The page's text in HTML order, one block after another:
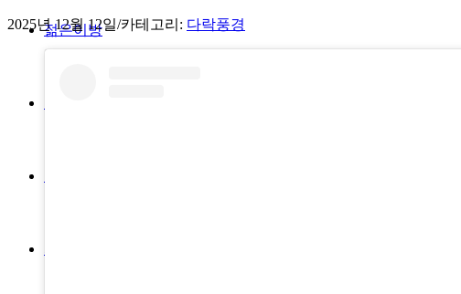
젊은이방
2025년 12월 12일/카테고리: 다락풍경